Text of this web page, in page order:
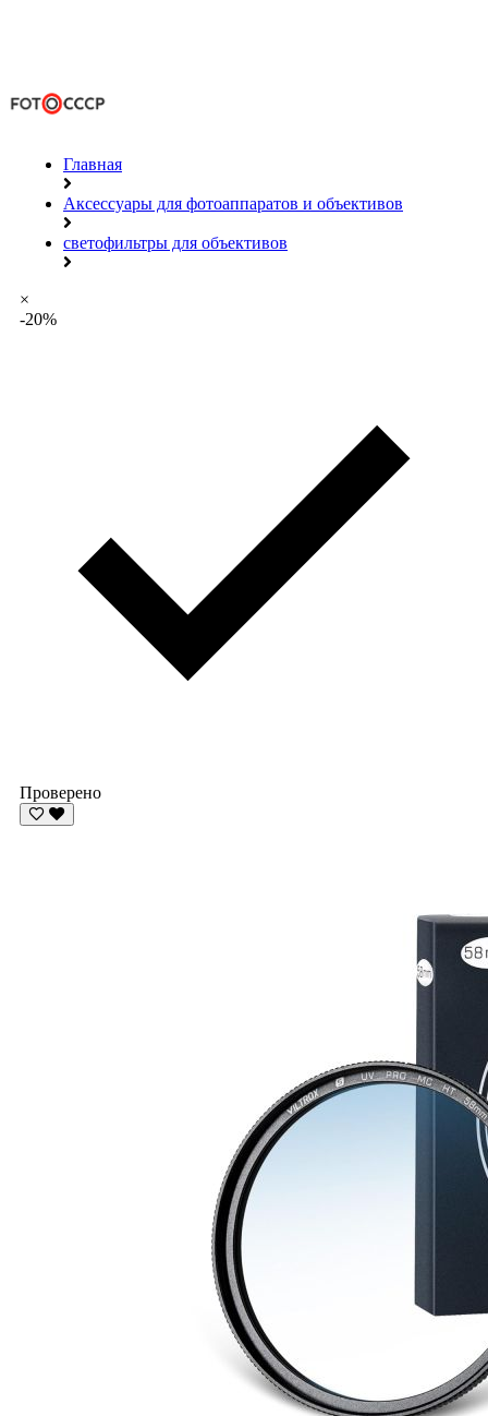
Главная
Аксессуары для фотоаппаратов и объективов
светофильтры для объективов
×
-20%
Проверено